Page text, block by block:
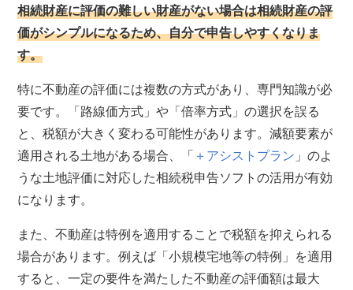
相続財産に評価の難しい財産がない場合は相続財産の評
価がシンプルになるため、自分で申告しやすくなりま
す。
特に不動産の評価には複数の方式があり、専門知識が必
要です。「路線価方式」や「倍率方式」の選択を誤る
と、税額が大きく変わる可能性があります。減額要素が
適用される土地がある場合、「 ＋アシストプラン 」のよ
うな土地評価に対応した相続税申告ソフトの活用が有効
になります。
また、不動産は特例を適用することで税額を抑えられる
場合があります。例えば「小規模宅地等の特例」を適用
すると、一定の要件を満たした不動産の評価額は最大